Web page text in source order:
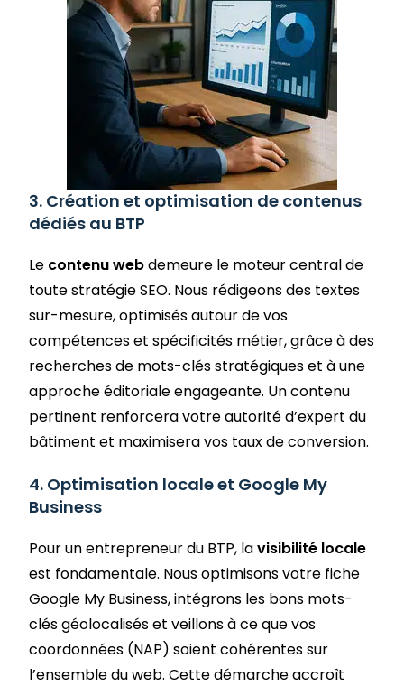
3. Création et optimisation de contenus
dédiés au BTP
Le contenu webdemeure le moteur central de
toute stratégie SEO. Nous rédigeons des textes
sur-mesure, optimisés autour de vos
compétences et spécificités métier, grâce à des
recherches de mots-clés stratégiques et à une
approche éditoriale engageante. Un contenu
pertinent renforcera votre autorité d’expert du
bâtiment et maximisera vos taux de conversion.
4. Optimisation locale et Google My
Business
Pour un entrepreneur du BTP, lavisibilité locale
est fondamentale. Nous optimisons votre fiche
Google My Business, intégrons les bons mots-
clés géolocalisés et veillons à ce que vos
coordonnées (NAP) soient cohérentes sur
l’ensemble du web. Cette démarche accroît